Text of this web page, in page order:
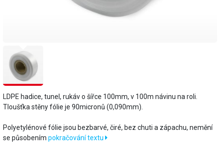
LDPE hadice, tunel, rukáv o šířce 100mm, v 100m návinu na roli.
Tloušťka stěny fólie je 90micronů (0,090mm).
​Polyetylénové fólie jsou bezbarvé, čiré, bez chuti a zápachu, nemění
se působením pokračování textu